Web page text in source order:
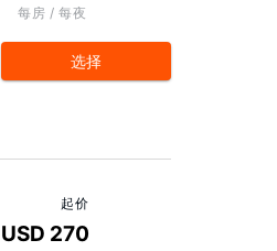
每房 / 每夜
选择
起价
USD 270